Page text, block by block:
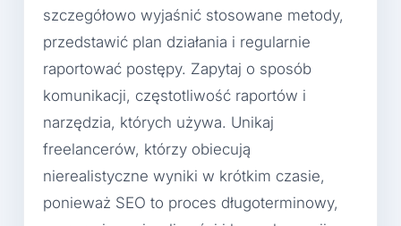
szczegółowo wyjaśnić stosowane metody,
przedstawić plan działania i regularnie
raportować postępy. Zapytaj o sposób
komunikacji, częstotliwość raportów i
narzędzia, których używa. Unikaj
freelancerów, którzy obiecują
nierealistyczne wyniki w krótkim czasie,
ponieważ SEO to proces długoterminowy,